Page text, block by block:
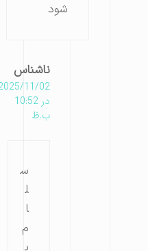
ناشناس
2025/11/02
در 10:52